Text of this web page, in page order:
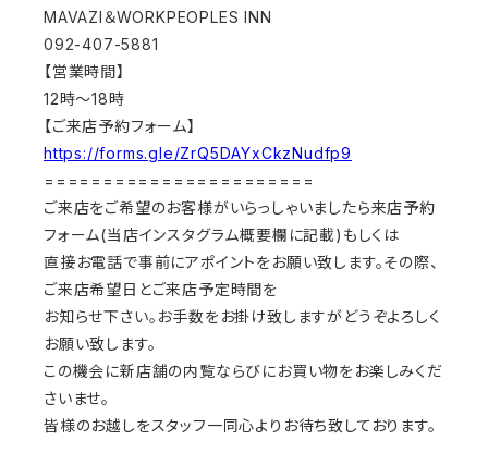
MAVAZI＆WORKPEOPLES INN
092-407-5881
【営業時間】
12時～18時
【ご来店予約フォーム】
https://forms.gle/ZrQ5DAYxCkzNudfp9
=======================
ご来店をご希望のお客様がいらっしゃいましたら来店予約
フォーム(当店インスタグラム概要欄に記載)もしくは
直接お電話で事前にアポイントをお願い致します。その際、
ご来店希望日とご来店予定時間を
お知らせ下さい。お手数をお掛け致しますがどうぞよろしく
お願い致します。
この機会に新店舗の内覧ならびにお買い物をお楽しみくだ
さいませ。
皆様のお越しをスタッフ一同心よりお待ち致しております。